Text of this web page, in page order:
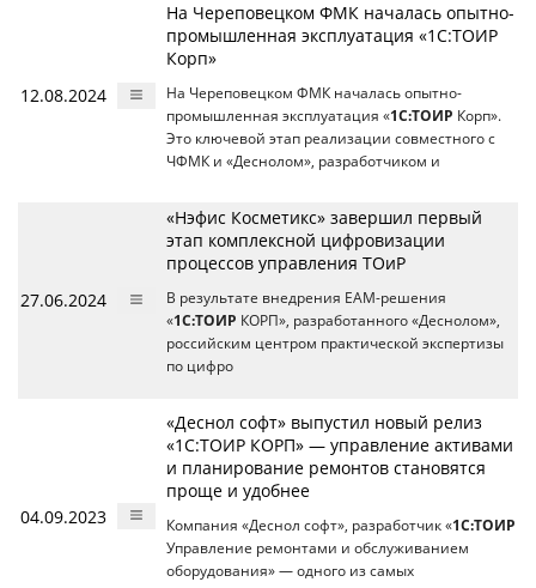
12.08.2024
На Череповецком ФМК началась опытно-
промышленная эксплуатация «1С:ТОИР
Корп»
На Череповецком ФМК началась опытно-
промышленная эксплуатация «1С:ТОИР Корп».
Это ключевой этап реализации совместного с
ЧФМК и «Деснолом», разработчиком и
27.06.2024
«Нэфис Косметикс» завершил первый
этап комплексной цифровизации
процессов управления ТОиР
В результате внедрения EAM-решения
«1С:ТОИР КОРП», разработанного «Деснолом»,
российским центром практической экспертизы
по цифро
04.09.2023
«Деснол софт» выпустил новый релиз
«1С:ТОИР КОРП» — управление активами
и планирование ремонтов становятся
проще и удобнее
Компания «Деснол софт», разработчик «1С:ТОИР
Управление ремонтами и обслуживанием
оборудования» — одного из самых